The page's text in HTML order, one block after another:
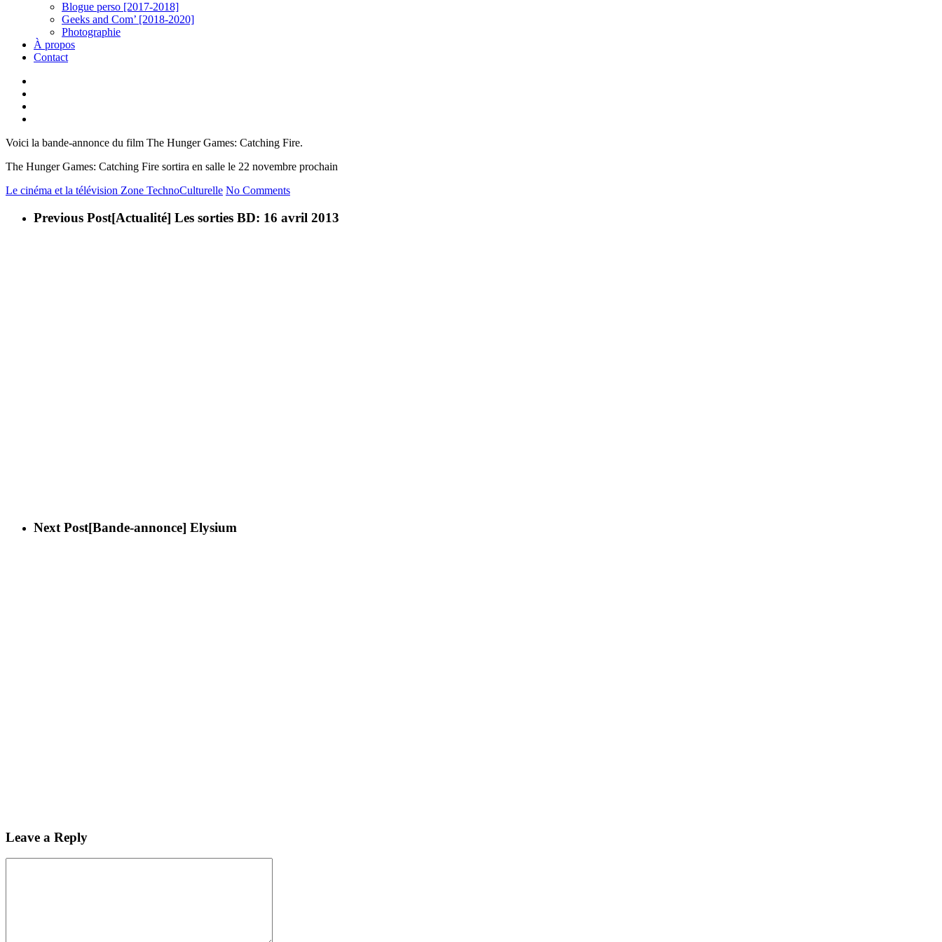
Blogue perso [2017-2018]
Geeks and Com’ [2018-2020]
Photographie
À propos
Contact
Voici la bande-annonce du film The Hunger Games: Catching Fire.
The Hunger Games: Catching Fire sortira en salle le 22 novembre prochain
Le cinéma et la télévision Zone TechnoCulturelle No Comments
Previous Post[Actualité] Les sorties BD: 16 avril 2013
Next Post[Bande-annonce] Elysium
Leave a Reply